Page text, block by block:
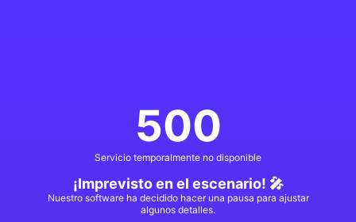
500
Servicio temporalmente no disponible
¡Imprevisto en el escenario! 🎤
Nuestro software ha decidido hacer una pausa para ajustar
algunos detalles.